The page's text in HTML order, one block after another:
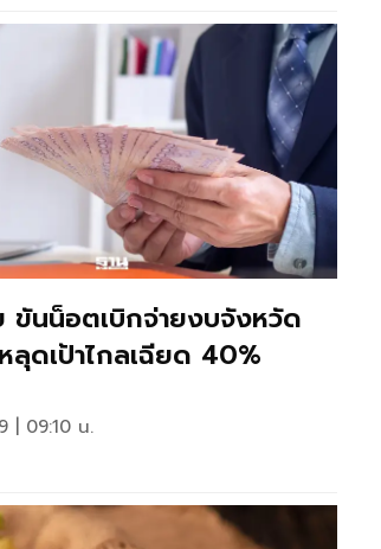
ขันน็อตเบิกจ่ายงบจังหวัด
ดเป้าไกลเฉียด 40%
| 09:10 น.